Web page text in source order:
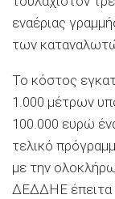
εναέριας
των
Το κόστος
1.000 μέτρων
100.000 ευρώ
τελικό
με την
ΔΕΔΔΗΕ έπειτα